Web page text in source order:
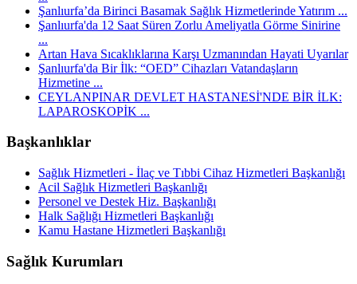
Şanlıurfa’da Birinci Basamak Sağlık Hizmetlerinde Yatırım ...
Şanlıurfa'da 12 Saat Süren Zorlu Ameliyatla Görme Sinirine
...
Artan Hava Sıcaklıklarına Karşı Uzmanından Hayati Uyarılar
Şanlıurfa'da Bir İlk: “OED” Cihazları Vatandaşların
Hizmetine ...
CEYLANPINAR DEVLET HASTANESİ'NDE BİR İLK:
LAPAROSKOPİK ...
Başkanlıklar
Sağlık Hizmetleri - İlaç ve Tıbbi Cihaz Hizmetleri Başkanlığı
Acil Sağlık Hizmetleri Başkanlığı
Personel ve Destek Hiz. Başkanlığı
Halk Sağlığı Hizmetleri Başkanlığı
Kamu Hastane Hizmetleri Başkanlığı
Sağlık Kurumları